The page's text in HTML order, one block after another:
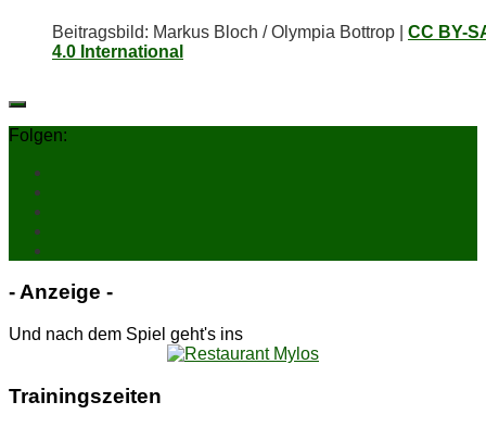
Bei­trags­bild: Mar­kus Bloch / Olym­pia Bot­trop | CC BY-
4.0 International
Folgen:
- An­zei­ge -
Und nach dem Spiel geht's ins
Trai­nings­zei­ten